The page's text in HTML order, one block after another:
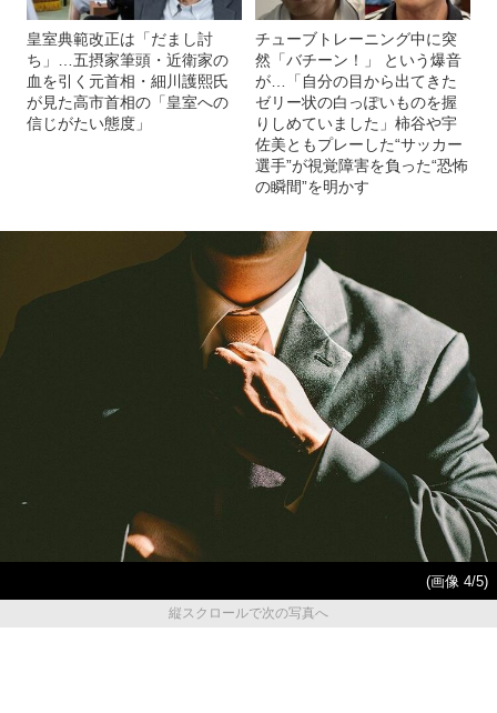
皇室典範改正は「だまし討
ち」…五摂家筆頭・近衛家の
血を引く元首相・細川護熙氏
が見た高市首相の「皇室への
信じがたい態度」
チューブトレーニング中に突
然「バチーン！」 という爆音
が…「自分の目から出てきた
ゼリー状の白っぽいものを握
りしめていました」柿谷や宇
佐美ともプレーした“サッカー
選手”が視覚障害を負った“恐怖
の瞬間”を明かす
(画像 4/5)
縦スクロールで次の写真へ